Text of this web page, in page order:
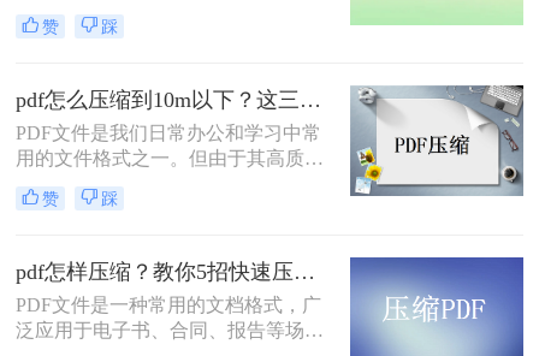
由于PDF文档通常包含大量的文本和
图像信息，因此它们可能会占用大量
变慢，存储空间不足等问题。因此，
对PDF文档进行压缩是非常必要的。
下面将介绍几种常见的PDF压缩方
法。一起看看怎么压缩PDF文档吧。
赞 踩
pdf怎么压缩到10m以下？这三种方法值得一试！
PDF文件是我们日常办公和学习中常
用的文件格式之一。但由于其高质量
的图片和复杂的排版，PDF文件往往
会占用较大的存储空间，给文件的传
解决类似的问题，你必须压缩PDF文
件的大小。那么，pdf怎么压缩到10m
以下呢?接下来推荐三种压缩PDF的方
法。让我们一起来看看。
赞 踩
pdf怎样压缩？教你5招快速压缩！
PDF文件是一种常用的文档格式，广
泛应用于电子书、合同、报告等场